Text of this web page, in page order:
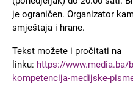
je ograničen. Organizator
smještaja i hrane.
Tekst možete i pročitati na
linku: https://www.media.ba/
kompetencija-medijske-